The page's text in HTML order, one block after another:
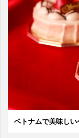
ベトナムで美味し